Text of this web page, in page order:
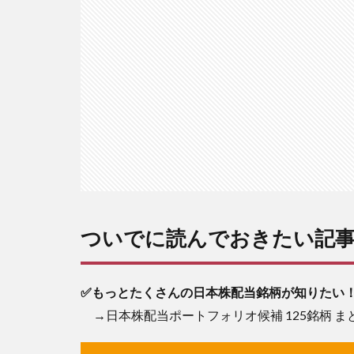
（必
読）
本
の
ついでに読んでおきたい記
✅もっとたくさんの日本株配当銘柄が知りたい！
→日本株配当ポートフォリオ候補 125銘柄 ま